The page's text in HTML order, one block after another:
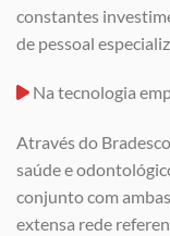
constantes
de pessoal
Na tecnologia
Através do
saúde e
conjunto com
extensa rede